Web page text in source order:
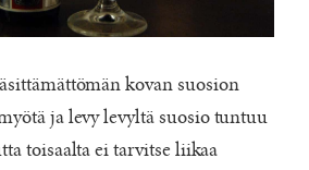
kovan suosion
ja levy levyltä suosio tuntuu
toisaalta ei tarvitse liikaa